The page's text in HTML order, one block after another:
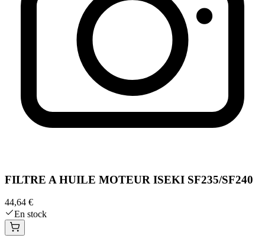
FILTRE A HUILE MOTEUR ISEKI SF235/SF240
44,64 €
En stock